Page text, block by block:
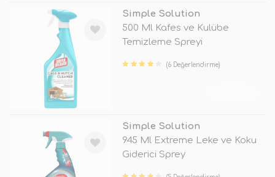
Simple Solution
500 Ml Kafes ve Kulübe
Temizleme Spreyi
(6 Değerlendirme)
Simple Solution
945 Ml Extreme Leke ve Koku
Giderici Sprey